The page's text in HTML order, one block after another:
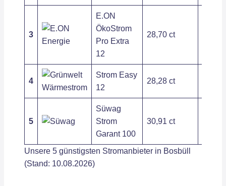
3
E.ON
ÖkoStrom
Pro Extra
12
28,70 ct
4
Strom Easy
12
28,28 ct
5
Süwag
Strom
Garant 100
30,91 ct
Unsere 5 günstigsten Stromanbieter in Bosbüll
(Stand: 10.08.2026)